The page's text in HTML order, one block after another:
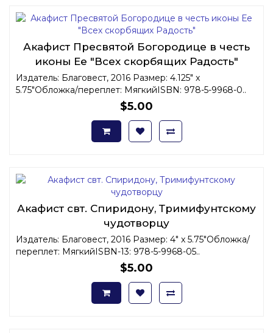
Акафист Пресвятой Богородице в честь
иконы Ее "Всех скорбящих Радость"
Издатель: Благовест, 2016 Размер: 4.125" x
5.75"Обложка/переплет: МягкийISBN: 978-5-9968-0..
$5.00
Акафист свт. Спиридону, Тримифунтскому
чудотворцу
Издатель: Благовест, 2016 Размер: 4" x 5.75"Обложка/
переплет: МягкийISBN-13: 978-5-9968-05..
$5.00